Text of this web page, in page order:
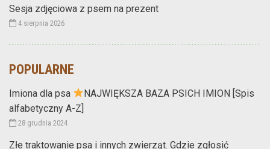
Sesja zdjęciowa z psem na prezent
4 sierpnia 2026
POPULARNE
Imiona dla psa
NAJWIĘKSZA BAZA PSICH IMION [Spis
alfabetyczny A-Z]
28 grudnia 2024
Złe traktowanie psa i innych zwierząt. Gdzie zgłosić